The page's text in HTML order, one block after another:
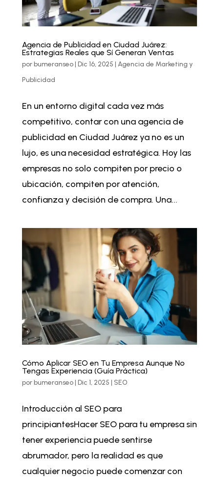
Agencia de Publicidad en Ciudad Juárez:
Estrategias Reales que Sí Generan Ventas
porbumeranseo| Dic 16, 2025 | Agencia de Marketing y
Publicidad
En un entorno digital cada vez más
competitivo, contar con una agencia de
publicidad en Ciudad Juárez ya no es un
lujo, es una necesidad estratégica. Hoy las
empresas no solo compiten por precio o
ubicación, compiten por atención,
confianza y decisión de compra. Una...
Cómo Aplicar SEO en Tu Empresa Aunque No
Tengas Experiencia (Guía Práctica)
porbumeranseo| Dic 1, 2025 | SEO
Introducción al SEO para
principiantesHacer SEO para tu empresa sin
tener experiencia puede sentirse
abrumador, pero la realidad es que
cualquier negocio puede comenzar con